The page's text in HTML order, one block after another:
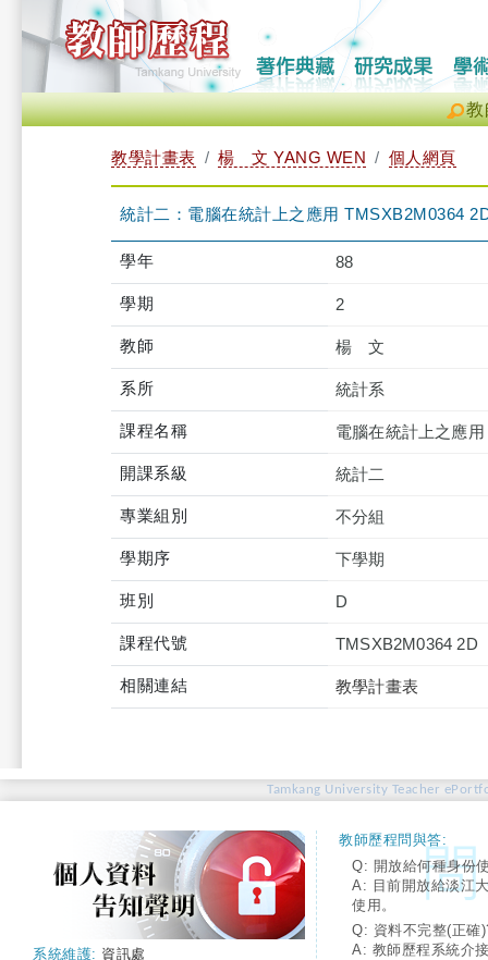
教
教學計畫表 楊 文 YANG WEN 個人網頁
統計二：電腦在統計上之應用 TMSXB2M0364
學年 88
學期 2
教師 楊 文
系所 統計系
課程名稱 電腦在統計上之應用
開課系級 統計二
專業組別 不分組
學期序 下學期
班別 D
課程代號 TMSXB2M0364 2D
相關連結 教學計畫表
Tamkang University Teacher
系統維護: 資訊處
教師歷程問與答:
Q: 開放給何種身份
A: 目前開放給淡江
使用。
Q: 資料不完整(正確
A: 教師歷程系統介